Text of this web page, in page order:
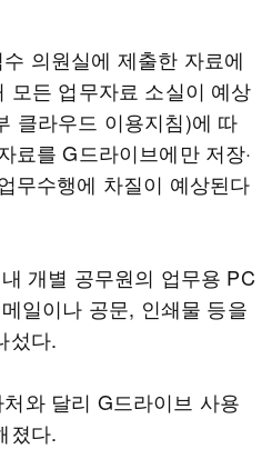
의원실에 제출한 자료에
모든 업무자료 소실이 예상
클라우드 이용지침)에 따
료를 G드라이브에만 저장·
무수행에 차질이 예상된다
개별 공무원의 업무용 PC
일이나 공문, 인쇄물 등을
섰다.
와 달리 G드라이브 사용
졌다.